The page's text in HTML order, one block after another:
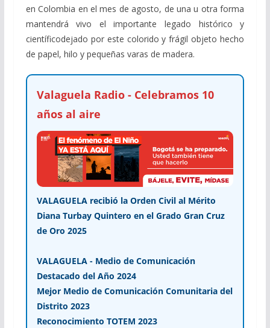
en Colombia en el mes de agosto, de una u otra forma
mantendrá vivo el importante legado histórico y
científicodejado por este colorido y frágil objeto hecho
de papel, hilo y pequeñas varas de madera.
Valaguela Radio - Celebramos 10
años al aire
VALAGUELA recibió la Orden Civil al Mérito
Diana Turbay Quintero en el Grado Gran Cruz
de Oro 2025
VALAGUELA - Medio de Comunicación
Destacado del Año 2024
Mejor Medio de Comunicación Comunitaria del
Distrito 2023
Reconocimiento TOTEM 2023